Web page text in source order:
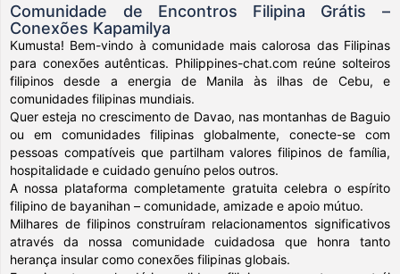
Comunidade de Encontros Filipina Grátis –
Conexões Kapamilya
Kumusta! Bem-vindo à comunidade mais calorosa das Filipinas
para conexões autênticas. Philippines-chat.com reúne solteiros
filipinos desde a energia de Manila às ilhas de Cebu, e
comunidades filipinas mundiais.
Quer esteja no crescimento de Davao, nas montanhas de Baguio
ou em comunidades filipinas globalmente, conecte-se com
pessoas compatíveis que partilham valores filipinos de família,
hospitalidade e cuidado genuíno pelos outros.
A nossa plataforma completamente gratuita celebra o espírito
filipino de bayanihan – comunidade, amizade e apoio mútuo.
Milhares de filipinos construíram relacionamentos significativos
através da nossa comunidade cuidadosa que honra tanto
herança insular como conexões filipinas globais.